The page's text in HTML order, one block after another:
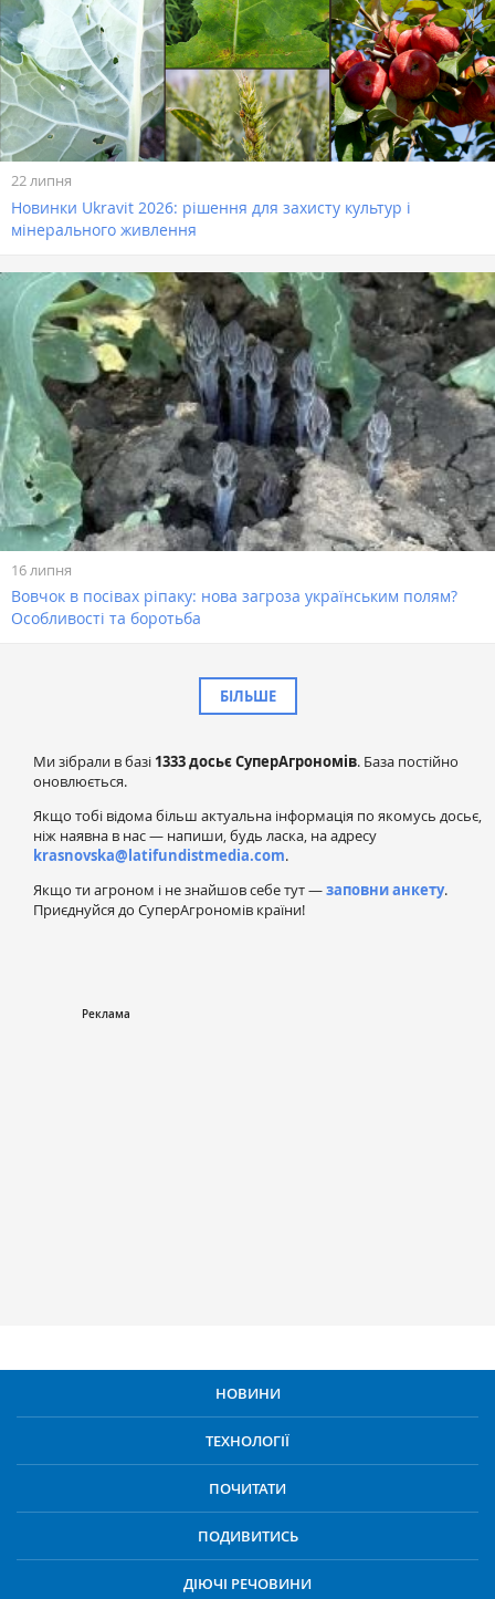
22 липня
Новинки Ukravit 2026: рішення для захисту культур і
мінерального живлення
16 липня
Вовчок в посівах ріпаку: нова загроза українським полям?
Особливості та боротьба
БІЛЬШЕ
Ми зібрали в базі 1333 досьє СуперАгрономів. База постійно
оновлюється.
Якщо тобі відома більш актуальна інформація по якомусь досьє,
ніж наявна в нас — напиши, будь ласка, на адресу
krasnovska@latifundistmedia.com.
Якщо ти агроном і не знайшов себе тут —заповни анкету.
Приєднуйся до СуперАгрономів країни!
НОВИНИ
ТЕХНОЛОГІЇ
ПОЧИТАТИ
ПОДИВИТИСЬ
ДІЮЧІ РЕЧОВИНИ